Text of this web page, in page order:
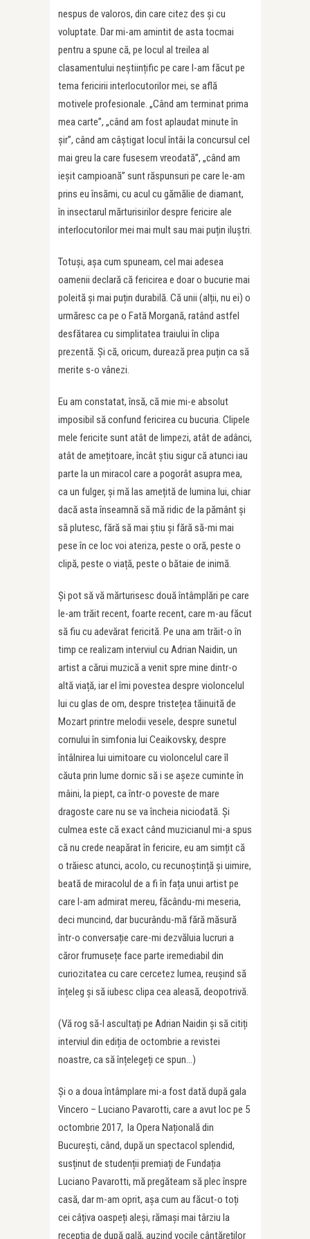
nespus de valoros, din care citez des și cu
voluptate. Dar mi-am amintit de asta tocmai
pentru a spune că, pe locul al treilea al
clasamentului neștiințific pe care l-am făcut pe
tema fericirii interlocutorilor mei, se află
motivele profesionale. „Când am terminat prima
mea carte”, „când am fost aplaudat minute în
șir”, când am câștigat locul întâi la concursul cel
mai greu la care fusesem vreodată”, „când am
ieșit campioană” sunt răspunsuri pe care le-am
prins eu însămi, cu acul cu gămălie de diamant,
în insectarul mărturisirilor despre fericire ale
interlocutorilor mei mai mult sau mai puțin iluștri.
Totuși, așa cum spuneam, cel mai adesea
oamenii declară că fericirea e doar o bucurie mai
poleită și mai puțin durabilă. Că unii (alții, nu ei) o
urmăresc ca pe o Fată Morgană, ratând astfel
desfătarea cu simplitatea traiului în clipa
prezentă. Și că, oricum, durează prea puțin ca să
merite s-o vânezi.
Eu am constatat, însă, că mie mi-e absolut
imposibil să confund fericirea cu bucuria. Clipele
mele fericite sunt atât de limpezi, atât de adânci,
atât de amețitoare, încât știu sigur că atunci iau
parte la un miracol care a pogorât asupra mea,
ca un fulger, și mă las amețită de lumina lui, chiar
dacă asta înseamnă să mă ridic de la pământ și
să plutesc, fără să mai știu și fără să-mi mai
pese în ce loc voi ateriza, peste o oră, peste o
clipă, peste o viață, peste o bătaie de inimă.
Și pot să vă mărturisesc două întâmplări pe care
le-am trăit recent, foarte recent, care m-au făcut
să fiu cu adevărat fericită. Pe una am trăit-o în
timp ce realizam interviul cu Adrian Naidin, un
artist a cărui muzică a venit spre mine dintr-o
altă viață, iar el îmi povestea despre violoncelul
lui cu glas de om, despre tristețea tăinuită de
Mozart printre melodii vesele, despre sunetul
cornului în simfonia lui Ceaikovsky, despre
întâlnirea lui uimitoare cu violoncelul care îl
căuta prin lume dornic să i se așeze cuminte în
mâini, la piept, ca într-o poveste de mare
dragoste care nu se va încheia niciodată. Și
culmea este că exact când muzicianul mi-a spus
că nu crede neapărat în fericire, eu am simțit că
o trăiesc atunci, acolo, cu recunoștință și uimire,
beată de miracolul de a fi în fața unui artist pe
care l-am admirat mereu, făcându-mi meseria,
deci muncind, dar bucurându-mă fără măsură
într-o conversație care-mi dezvăluia lucruri a
căror frumusețe face parte iremediabil din
curiozitatea cu care cercetez lumea, reușind să
înțeleg și să iubesc clipa cea aleasă, deopotrivă.
(Vă rog să-l ascultați pe Adrian Naidin și să citiți
interviul din ediția de octombrie a revistei
noastre, ca să înțelegeți ce spun…)
Și o a doua întâmplare mi-a fost dată după gala
Vincero – Luciano Pavarotti, care a avut loc pe 5
octombrie 2017, la Opera Națională din
București, când, după un spectacol splendid,
susținut de studenții premiați de Fundația
Luciano Pavarotti, mă pregăteam să plec înspre
casă, dar m-am oprit, așa cum au făcut-o toți
cei câțiva oaspeți aleși, rămași mai târziu la
recepția de după gală, auzind vocile cântăreților